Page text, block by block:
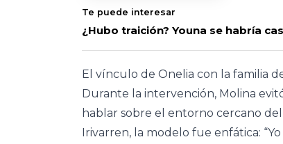
Te puede interesar
¿Hubo traición? Youna se habría
El vínculo de Onelia con la familia
Durante la intervención, Molina
hablar sobre el entorno cercano
Irivarren, la modelo fue enfática: